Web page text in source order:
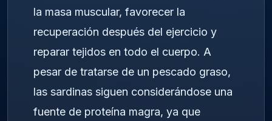
la masa muscular, favorecer la
recuperación después del ejercicio y
reparar tejidos en todo el cuerpo. A
pesar de tratarse de un pescado graso,
las sardinas siguen considerándose una
fuente de proteína magra, ya que